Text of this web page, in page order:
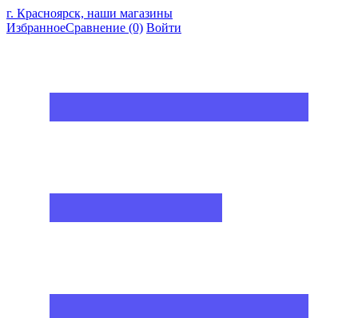
г. Красноярск, наши магазины
ИзбранноеСравнение (0) Войти